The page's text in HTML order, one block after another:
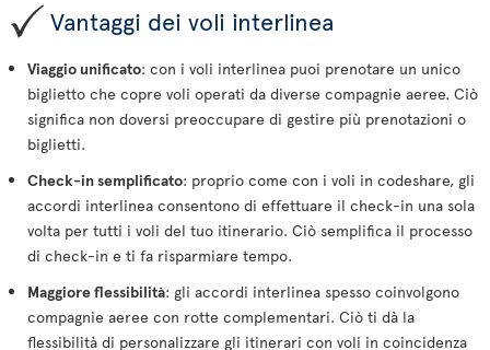
Vantaggi dei voli interlinea
Viaggio unificato: con i voli interlinea puoi prenotare un unico
biglietto che copre voli operati da diverse compagnie aeree. Ciò
significa non doversi preoccupare di gestire più prenotazioni o
biglietti.
Check-in semplificato: proprio come con i voli in codeshare, gli
accordi interlinea consentono di effettuare il check-in una sola
volta per tutti i voli del tuo itinerario. Ciò semplifica il processo
di check-in e ti fa risparmiare tempo.
Maggiore flessibilità: gli accordi interlinea spesso coinvolgono
compagnie aeree con rotte complementari. Ciò ti dà la
flessibilità di personalizzare gli itinerari con voli in coincidenza